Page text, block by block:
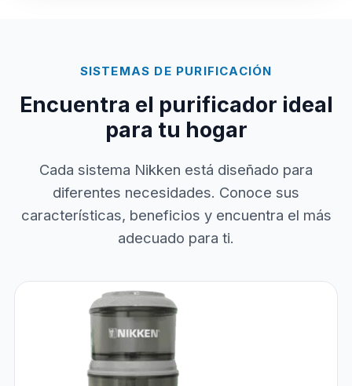
SISTEMAS DE PURIFICACIÓN
Encuentra el purificador ideal
para tu hogar
Cada sistema Nikken está diseñado para
diferentes necesidades. Conoce sus
características, beneficios y encuentra el más
adecuado para ti.